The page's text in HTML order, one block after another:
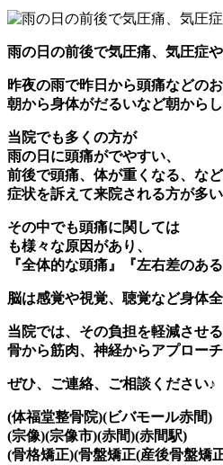
雨の日の前後で気圧痛、気圧症
昨夜の雨で昨日から頭痛などの
朝から身体がだるいなど朝から
当院でも多くの方が
雨の日に頭痛がでやすい、
前後で頭痛、体が重くなる、な
症状を訴えて来院される方が多い
その中でも頭痛に関しては
も様々な原因があり、
『全体的な頭痛』『左右差のあ
脳は感覚や視覚、聴覚など身体
当院では、その負担を軽減させる
骨から筋肉、神経からアプロー
ぜひ、ご連絡、ご相談ください♪
(体福堂整骨院)(ビバモール赤間)
(宗像)(宗像市)(赤間)(赤間駅)
(骨格矯正)(骨盤矯正(産後骨盤矯